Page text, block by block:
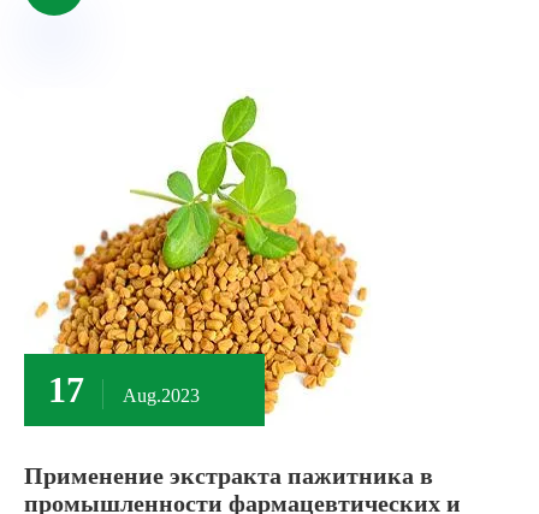
17 Aug.2023
Применение экстракта пажитника в
промышленности фармацевтических и